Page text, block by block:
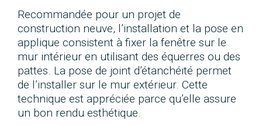
Recommandée pour un projet de
construction neuve, l’installation et la pose en
applique consistent à fixer la fenêtre sur le
mur intérieur en utilisant des équerres ou des
pattes. La pose de joint d’étanchéité permet
de l’installer sur le mur extérieur. Cette
technique est appréciée parce qu’elle assure
un bon rendu esthétique.